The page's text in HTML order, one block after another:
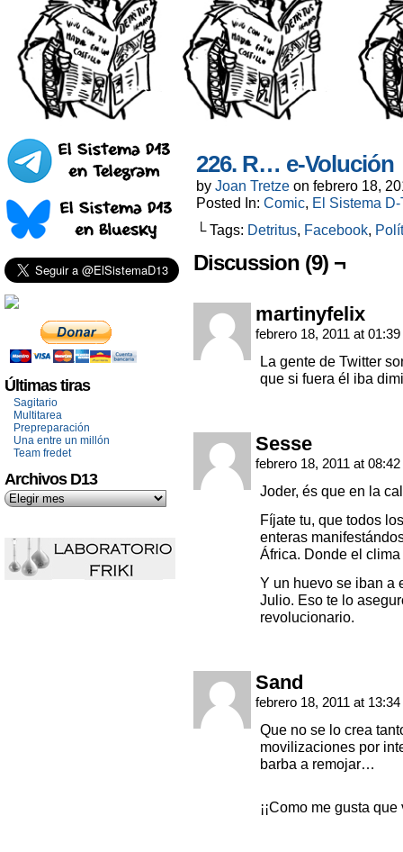
Últimas tiras
Sagitario
Multitarea
Prepreparación
Una entre un millón
Team fredet
Archivos D13
226. R… e-Volución
by Joan Tretze on febrero 18,
Posted In: Comic, El Sistema
└ Tags: Detritus, Facebook,
Discussion (9) ¬
martinyfelix
febrero 18, 2011 at 01:39
La gente de Twitter
que si fuera él iba
Sesse
febrero 18, 2011 at 08:42
Joder, és que en la
Fíjate tu, que todos
enteras
África. Donde el
Y un huevo se iban a
Julio. Eso te lo
revolucionario.
Sand
febrero 18, 2011 at 13:34
Que no se lo crea
movilizaciones por
barba a remojar…
¡¡Como me gusta